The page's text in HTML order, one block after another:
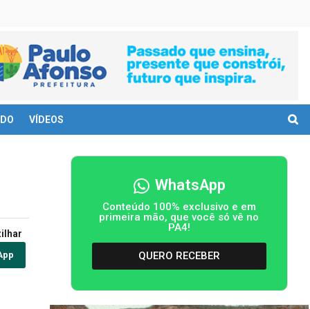
VÍDEOS
WhatsApp
Conteúdo 100% exclusivo e em
primeira mão, que você só vê no
PA4!
QUERO RECEBER